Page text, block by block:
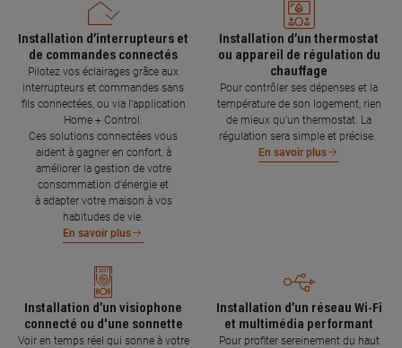
Installation d’interrupteurs et
de commandes connectés
Pilotez vos éclairages grâce aux
interrupteurs et commandes sans
fils connectées, ou via l'application
Home + Control.
Ces solutions connectées vous
aident à gagner en confort, à
améliorer la gestion de votre
consommation d’énergie et
à adapter votre maison à vos
habitudes de vie.
En savoir plus
Installation d’un thermostat
ou appareil de régulation du
chauffage
Pour contrôler ses dépenses et la
température de son logement, rien
de mieux qu’un thermostat. La
régulation sera simple et précise.
En savoir plus
Installation d’un visiophone
connecté ou d'une sonnette
Voir en temps réel qui sonne à votre
Installation d’un réseau Wi-Fi
et multimédia performant
Pour profiter sereinement du haut